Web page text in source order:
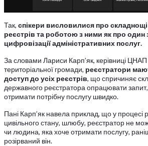
Так, спікери висловилися про
реєстрів та роботою з ними як про один
цифровізації адміністративних послуг.
За словами Лариси Карп’як, керівниці ЦНАП
територіальної громади, реєстратори
доступ до усіх реєстрів, що спричиняє
державного реєстратора опрацювати
отримати потрібну послугу швидко.
Пані Карп’як навела приклад, що у процесі
цивільного стану, шлюбу, реєстратор не
чи людина, яка хоче отримати послугу,
розірваний він.